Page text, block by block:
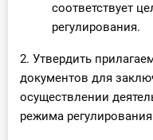
соответствует
регулирования.
2. Утвердить
документов для
осуществлении
режима